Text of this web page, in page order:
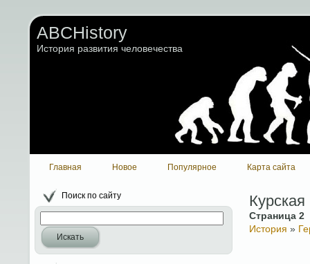
ABCHistory
История развития человечества
Главная Новое Популярное Карта сайта
Поиск по сайту
Искать
Курская
Страница 2
История »